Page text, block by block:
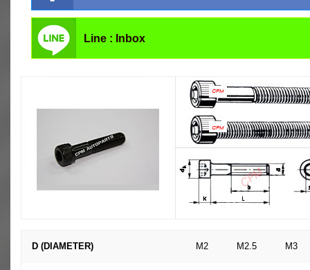
Line : Inbox
D (DIAMETER) M2 M2.5 M3